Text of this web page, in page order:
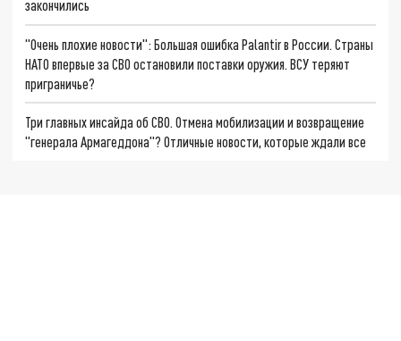
закончились
"Очень плохие новости": Большая ошибка Palantir в России. Страны
НАТО впервые за СВО остановили поставки оружия. ВСУ теряют
приграничье?
Три главных инсайда об СВО. Отмена мобилизации и возвращение
"генерала Армагеддона"? Отличные новости, которые ждали все